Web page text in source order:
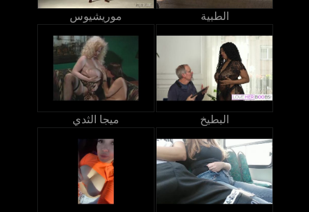
موريشيوس الطبية
ميجا الثدي البطيخ